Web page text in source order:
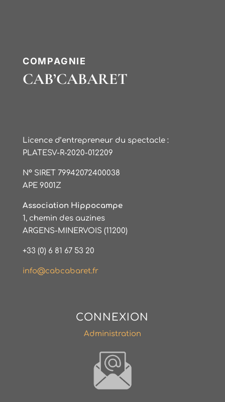
COMPAGNIE
CAB’CABARET
Licence d’entrepreneur du spectacle :
PLATESV-R-2020-012209
N° SIRET 79942072400038
APE 9001Z
Association Hippocampe
1, chemin des auzines
ARGENS-MINERVOIS (11200)
+33 (0) 6 81 67 53 20
info@cabcabaret.fr
CONNEXION
Administration